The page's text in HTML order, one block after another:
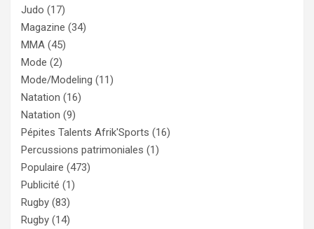
Judo (17)
Magazine (34)
MMA (45)
Mode (2)
Mode/Modeling (11)
Natation (16)
Natation (9)
Pépites Talents Afrik'Sports (16)
Percussions patrimoniales (1)
Populaire (473)
Publicité (1)
Rugby (83)
Rugby (14)